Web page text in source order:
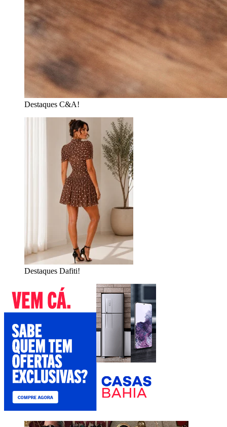
Destaques C&A!
Destaques Dafiti!